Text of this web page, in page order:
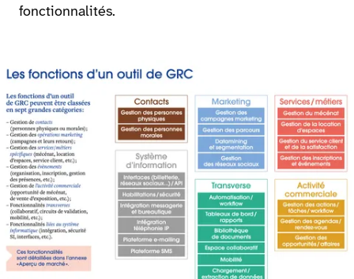
fonctionnalités.
Agrandir